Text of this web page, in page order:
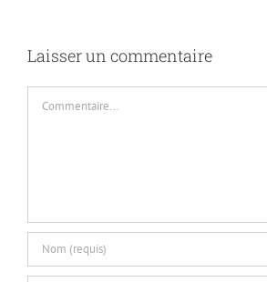
Laisser un commentaire